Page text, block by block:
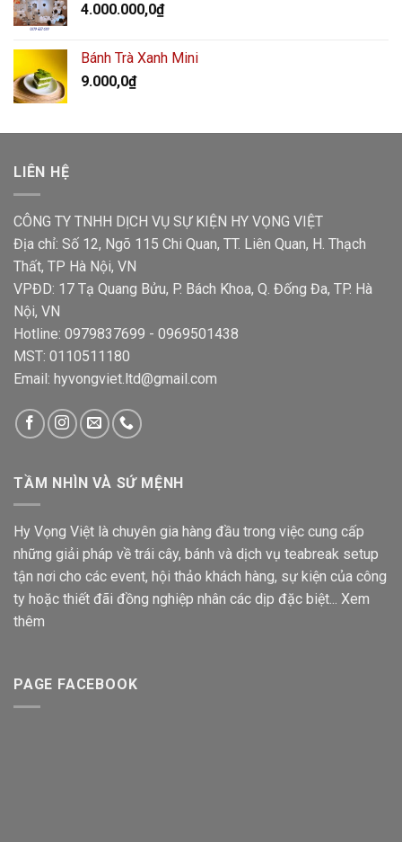
4.000.000,0₫
Bánh Trà Xanh Mini
9.000,0₫
LIÊN HỆ
CÔNG TY TNHH DỊCH VỤ SỰ KIỆN HY VỌNG VIỆT
Địa chỉ: Số 12, Ngõ 115 Chi Quan, TT. Liên Quan, H. Thạch
Thất, TP Hà Nội, VN
VPĐD: 17 Tạ Quang Bửu, P. Bách Khoa, Q. Đống Đa, TP. Hà
Nội, VN
Hotline: 0979837699 - 0969501438
MST: 0110511180
Email: hyvongviet.ltd@gmail.com
TẦM NHÌN VÀ SỨ MỆNH
Hy Vọng Việt là chuyên gia hàng đầu trong việc cung cấp
những giải pháp về trái cây, bánh và dịch vụ teabreak setup
tận nơi cho các event, hội thảo khách hàng, sự kiện của công
ty hoặc thiết đãi đồng nghiệp nhân các dịp đặc biệt... Xem
thêm
PAGE FACEBOOK